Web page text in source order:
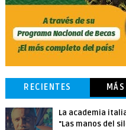
RECIENTES
La academia
"Las manos del